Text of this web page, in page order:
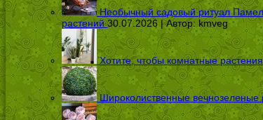
Необычный садовый ритуал
растений 30.07.2026 | Автор: kmveg
Хотите, чтобы комнатные
Широколиственные вечнозеленые